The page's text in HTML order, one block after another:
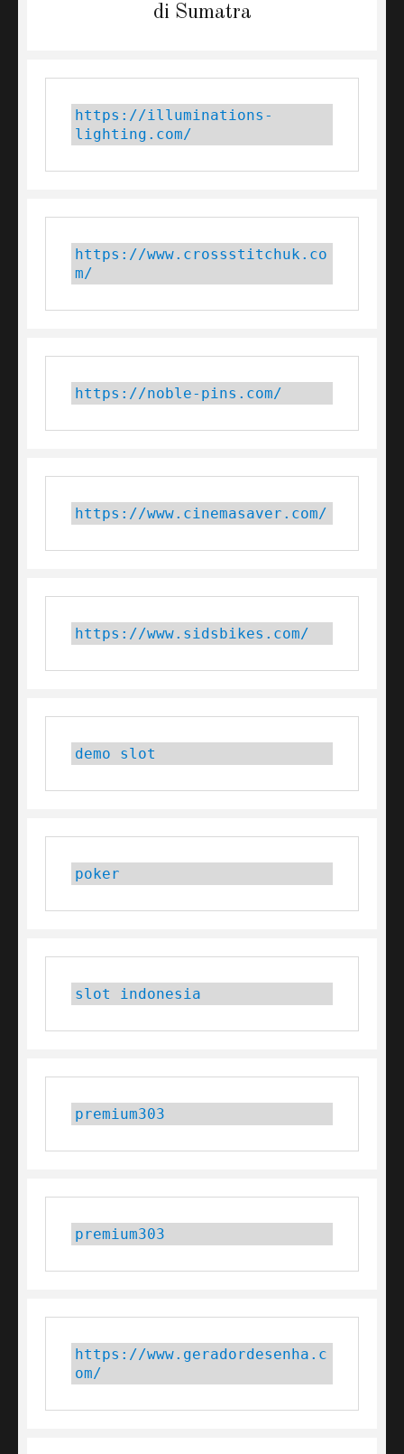
di Sumatra
https://illuminations-
lighting.com/
https://www.crossstitchuk.co
m/
https://noble-pins.com/
https://www.cinemasaver.com/
https://www.sidsbikes.com/
demo slot
poker
slot indonesia
premium303
premium303
https://www.geradordesenha.c
om/